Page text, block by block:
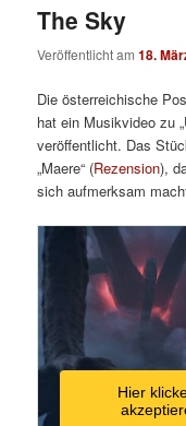
The Sky
Veröffentlicht am18.
Die österreichische
hat ein Musikvideo zu
veröffentlicht. Das
„Maere“ (Rezension),
sich aufmerksam
Hier